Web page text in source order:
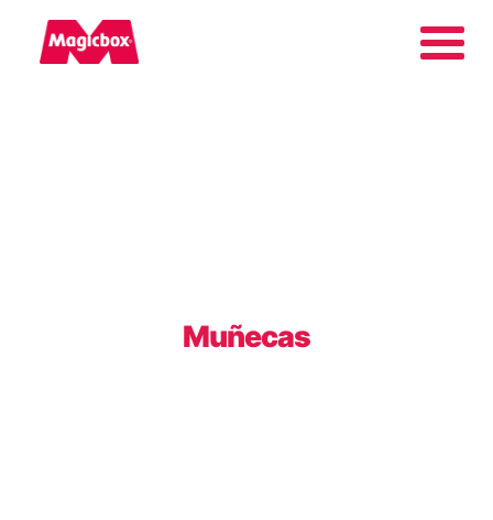
Quem somosMuñecas